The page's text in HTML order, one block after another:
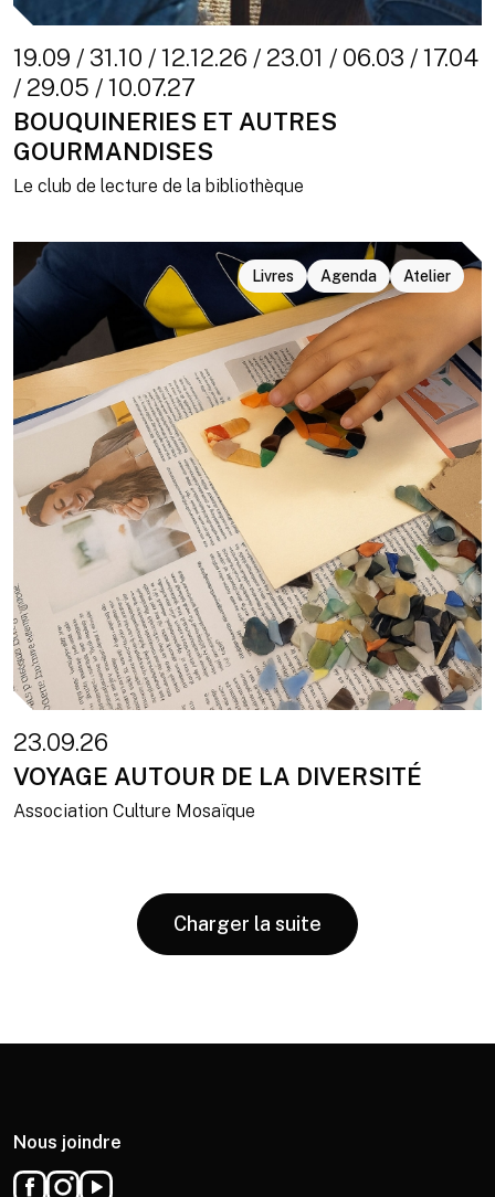
19.09 / 31.10 / 12.12.26 / 23.01 / 06.03 / 17.04
/ 29.05 / 10.07.27
BOUQUINERIES ET AUTRES
GOURMANDISES
Le club de lecture de la bibliothèque
Livres Agenda Atelier
23.09.26
VOYAGE AUTOUR DE LA DIVERSITÉ
Association Culture Mosaïque
Charger la suite
Nous joindre